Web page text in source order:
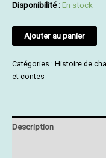
Disponibilité :En stock
Ajouter au panier
Catégories : Histoire de
et contes
Description